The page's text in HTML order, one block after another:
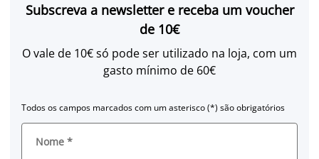
Subscreva a newsletter e receba um voucher
de 10€
O vale de 10€ só pode ser utilizado na loja, com um
gasto mínimo de 60€
Todos os campos marcados com um asterisco (*) são obrigatórios
Nome *